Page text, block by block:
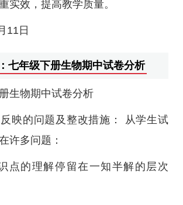
实效，提高教学质量。
11日
七年级下册生物期中试卷分析
生物期中试卷分析
映的问题及整改措施： 从学生试
许多问题：
点的理解停留在一知半解的层次